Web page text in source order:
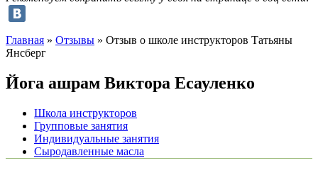
Главная » Отзывы » Отзыв о школе инструкторов Татьяны
Янсберг
Йога ашрам Виктора Есауленко
Школа инструкторов
Групповые занятия
Индивидуальные занятия
Сыродавленные масла